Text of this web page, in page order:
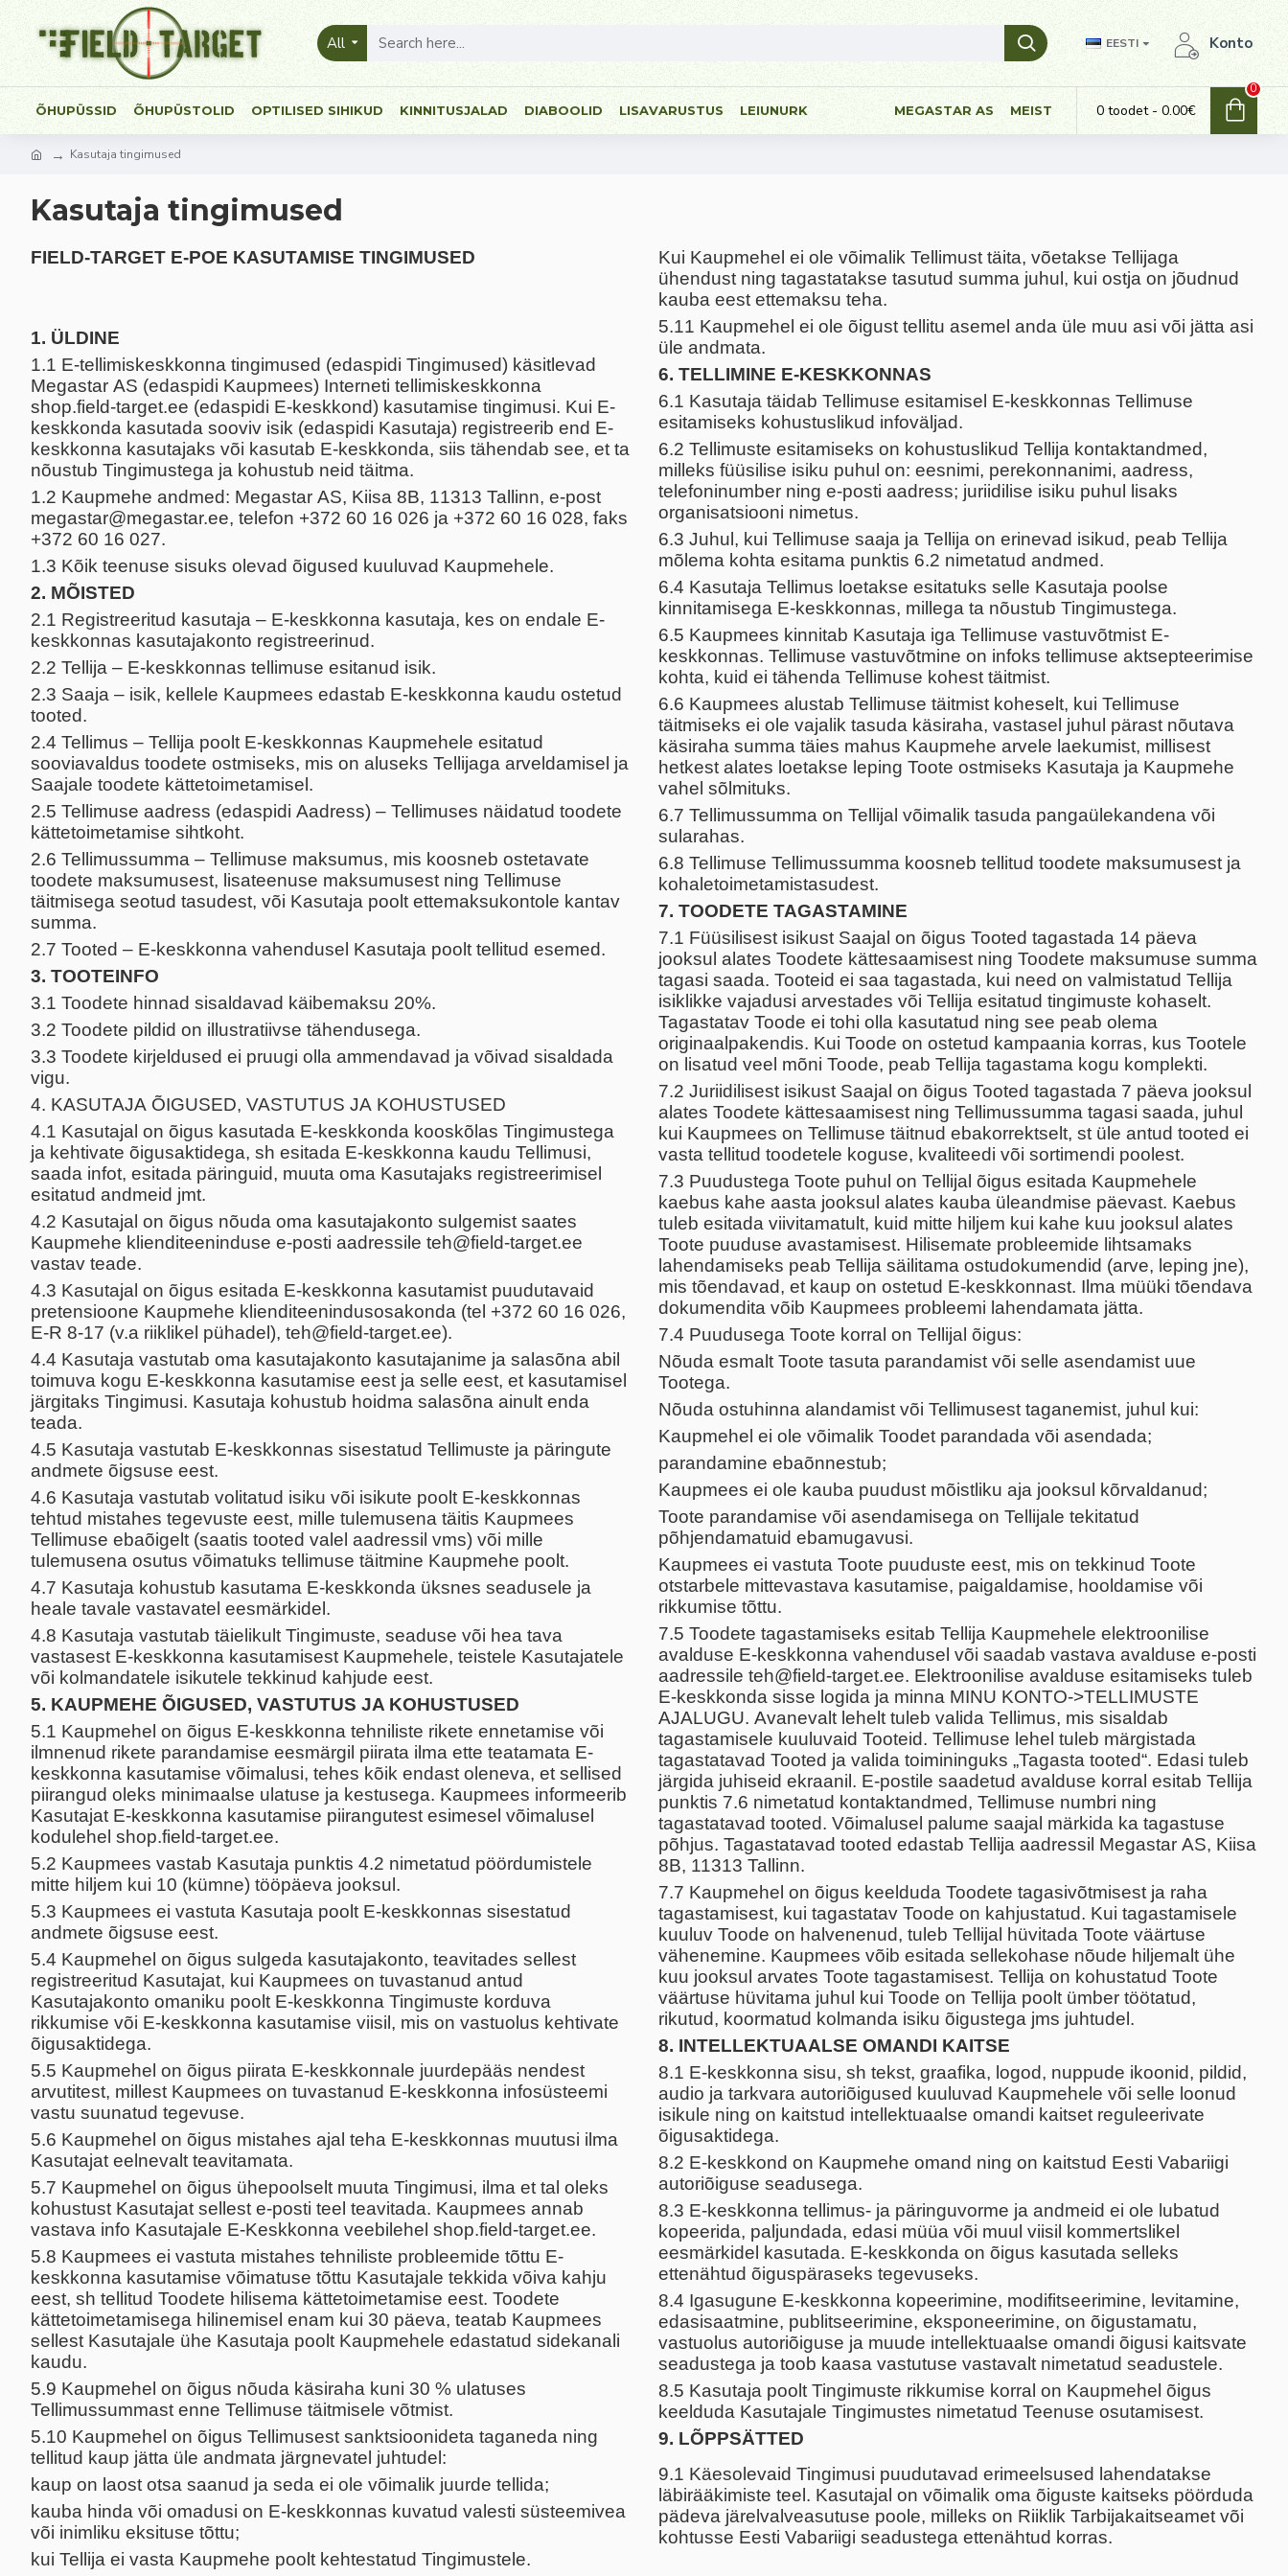
All EESTI Konto
ÕHUPÜSSID ÕHUPÜSTOLID OPTILISED SIHIKUD KINNITUSJALAD DIABOOLID LISAVARUSTUS LEIUNURK MEGASTAR AS MEIST 0 toodet - 0.00€
0
Kasutaja tingimused
Kasutaja tingimused
FIELD-TARGET E-POE KASUTAMISE TINGIMUSED
1. ÜLDINE
1.1 E-tellimiskeskkonna tingimused (edaspidi Tingimused) käsitlevad
Megastar AS (edaspidi Kaupmees) Interneti tellimiskeskkonna
shop.field-target.ee (edaspidi E-keskkond) kasutamise tingimusi. Kui E-
keskkonda kasutada sooviv isik (edaspidi Kasutaja) registreerib end E-
keskkonna kasutajaks või kasutab E-keskkonda, siis tähendab see, et ta
nõustub Tingimustega ja kohustub neid täitma.
1.2 Kaupmehe andmed: Megastar AS, Kiisa 8B, 11313 Tallinn, e-post
megastar@megastar.ee, telefon +372 60 16 026 ja +372 60 16 028, faks
+372 60 16 027.
1.3 Kõik teenuse sisuks olevad õigused kuuluvad Kaupmehele.
2. MÕISTED
2.1 Registreeritud kasutaja – E-keskkonna kasutaja, kes on endale E-
keskkonnas kasutajakonto registreerinud.
2.2 Tellija – E-keskkonnas tellimuse esitanud isik.
2.3 Saaja – isik, kellele Kaupmees edastab E-keskkonna kaudu ostetud
tooted.
2.4 Tellimus – Tellija poolt E-keskkonnas Kaupmehele esitatud
sooviavaldus toodete ostmiseks, mis on aluseks Tellijaga arveldamisel ja
Saajale toodete kättetoimetamisel.
2.5 Tellimuse aadress (edaspidi Aadress) – Tellimuses näidatud toodete
kättetoimetamise sihtkoht.
2.6 Tellimussumma – Tellimuse maksumus, mis koosneb ostetavate
toodete maksumusest, lisateenuse maksumusest ning Tellimuse
täitmisega seotud tasudest, või Kasutaja poolt ettemaksukontole kantav
summa.
2.7 Tooted – E-keskkonna vahendusel Kasutaja poolt tellitud esemed.
3. TOOTEINFO
3.1 Toodete hinnad sisaldavad käibemaksu 20%.
3.2 Toodete pildid on illustratiivse tähendusega.
3.3 Toodete kirjeldused ei pruugi olla ammendavad ja võivad sisaldada
vigu.
4. KASUTAJA ÕIGUSED, VASTUTUS JA KOHUSTUSED
4.1 Kasutajal on õigus kasutada E-keskkonda kooskõlas Tingimustega
ja kehtivate õigusaktidega, sh esitada E-keskkonna kaudu Tellimusi,
saada infot, esitada päringuid, muuta oma Kasutajaks registreerimisel
esitatud andmeid jmt.
4.2 Kasutajal on õigus nõuda oma kasutajakonto sulgemist saates
Kaupmehe klienditeeninduse e-posti aadressile teh@field-target.ee
vastav teade.
4.3 Kasutajal on õigus esitada E-keskkonna kasutamist puudutavaid
pretensioone Kaupmehe klienditeenindusosakonda (tel +372 60 16 026,
E-R 8-17 (v.a riiklikel pühadel), teh@field-target.ee).
4.4 Kasutaja vastutab oma kasutajakonto kasutajanime ja salasõna abil
toimuva kogu E-keskkonna kasutamise eest ja selle eest, et kasutamisel
järgitaks Tingimusi. Kasutaja kohustub hoidma salasõna ainult enda
teada.
4.5 Kasutaja vastutab E-keskkonnas sisestatud Tellimuste ja päringute
andmete õigsuse eest.
4.6 Kasutaja vastutab volitatud isiku või isikute poolt E-keskkonnas
tehtud mistahes tegevuste eest, mille tulemusena täitis Kaupmees
Tellimuse ebaõigelt (saatis tooted valel aadressil vms) või mille
tulemusena osutus võimatuks tellimuse täitmine Kaupmehe poolt.
4.7 Kasutaja kohustub kasutama E-keskkonda üksnes seadusele ja
heale tavale vastavatel eesmärkidel.
4.8 Kasutaja vastutab täielikult Tingimuste, seaduse või hea tava
vastasest E-keskkonna kasutamisest Kaupmehele, teistele Kasutajatele
või kolmandatele isikutele tekkinud kahjude eest.
5. KAUPMEHE ÕIGUSED, VASTUTUS JA KOHUSTUSED
5.1 Kaupmehel on õigus E-keskkonna tehniliste rikete ennetamise või
ilmnenud rikete parandamise eesmärgil piirata ilma ette teatamata E-
keskkonna kasutamise võimalusi, tehes kõik endast oleneva, et sellised
piirangud oleks minimaalse ulatuse ja kestusega. Kaupmees informeerib
Kasutajat E-keskkonna kasutamise piirangutest esimesel võimalusel
kodulehel shop.field-target.ee.
5.2 Kaupmees vastab Kasutaja punktis 4.2 nimetatud pöördumistele
mitte hiljem kui 10 (kümne) tööpäeva jooksul.
5.3 Kaupmees ei vastuta Kasutaja poolt E-keskkonnas sisestatud
andmete õigsuse eest.
5.4 Kaupmehel on õigus sulgeda kasutajakonto, teavitades sellest
registreeritud Kasutajat, kui Kaupmees on tuvastanud antud
Kasutajakonto omaniku poolt E-keskkonna Tingimuste korduva
rikkumise või E-keskkonna kasutamise viisil, mis on vastuolus kehtivate
õigusaktidega.
5.5 Kaupmehel on õigus piirata E-keskkonnale juurdepääs nendest
arvutitest, millest Kaupmees on tuvastanud E-keskkonna infosüsteemi
vastu suunatud tegevuse.
5.6 Kaupmehel on õigus mistahes ajal teha E-keskkonnas muutusi ilma
Kasutajat eelnevalt teavitamata.
5.7 Kaupmehel on õigus ühepoolselt muuta Tingimusi, ilma et tal oleks
kohustust Kasutajat sellest e-posti teel teavitada. Kaupmees annab
vastava info Kasutajale E-Keskkonna veebilehel shop.field-target.ee.
5.8 Kaupmees ei vastuta mistahes tehniliste probleemide tõttu E-
keskkonna kasutamise võimatuse tõttu Kasutajale tekkida võiva kahju
eest, sh tellitud Toodete hilisema kättetoimetamise eest. Toodete
kättetoimetamisega hilinemisel enam kui 30 päeva, teatab Kaupmees
sellest Kasutajale ühe Kasutaja poolt Kaupmehele edastatud sidekanali
kaudu.
5.9 Kaupmehel on õigus nõuda käsiraha kuni 30 % ulatuses
Tellimussummast enne Tellimuse täitmisele võtmist.
5.10 Kaupmehel on õigus Tellimusest sanktsioonideta taganeda ning
tellitud kaup jätta üle andmata järgnevatel juhtudel:
kaup on laost otsa saanud ja seda ei ole võimalik juurde tellida;
kauba hinda või omadusi on E-keskkonnas kuvatud valesti süsteemivea
või inimliku eksituse tõttu;
kui Tellija ei vasta Kaupmehe poolt kehtestatud Tingimustele.
Kui Kaupmehel ei ole võimalik Tellimust täita, võetakse Tellijaga
ühendust ning tagastatakse tasutud summa juhul, kui ostja on jõudnud
kauba eest ettemaksu teha.
5.11 Kaupmehel ei ole õigust tellitu asemel anda üle muu asi või jätta asi
üle andmata.
6. TELLIMINE E-KESKKONNAS
6.1 Kasutaja täidab Tellimuse esitamisel E-keskkonnas Tellimuse
esitamiseks kohustuslikud infoväljad.
6.2 Tellimuste esitamiseks on kohustuslikud Tellija kontaktandmed,
milleks füüsilise isiku puhul on: eesnimi, perekonnanimi, aadress,
telefoninumber ning e-posti aadress; juriidilise isiku puhul lisaks
organisatsiooni nimetus.
6.3 Juhul, kui Tellimuse saaja ja Tellija on erinevad isikud, peab Tellija
mõlema kohta esitama punktis 6.2 nimetatud andmed.
6.4 Kasutaja Tellimus loetakse esitatuks selle Kasutaja poolse
kinnitamisega E-keskkonnas, millega ta nõustub Tingimustega.
6.5 Kaupmees kinnitab Kasutaja iga Tellimuse vastuvõtmist E-
keskkonnas. Tellimuse vastuvõtmine on infoks tellimuse aktsepteerimise
kohta, kuid ei tähenda Tellimuse kohest täitmist.
6.6 Kaupmees alustab Tellimuse täitmist koheselt, kui Tellimuse
täitmiseks ei ole vajalik tasuda käsiraha, vastasel juhul pärast nõutava
käsiraha summa täies mahus Kaupmehe arvele laekumist, millisest
hetkest alates loetakse leping Toote ostmiseks Kasutaja ja Kaupmehe
vahel sõlmituks.
6.7 Tellimussumma on Tellijal võimalik tasuda pangaülekandena või
sularahas.
6.8 Tellimuse Tellimussumma koosneb tellitud toodete maksumusest ja
kohaletoimetamistasudest.
7. TOODETE TAGASTAMINE
7.1 Füüsilisest isikust Saajal on õigus Tooted tagastada 14 päeva
jooksul alates Toodete kättesaamisest ning Toodete maksumuse summa
tagasi saada. Tooteid ei saa tagastada, kui need on valmistatud Tellija
isiklikke vajadusi arvestades või Tellija esitatud tingimuste kohaselt.
Tagastatav Toode ei tohi olla kasutatud ning see peab olema
originaalpakendis. Kui Toode on ostetud kampaania korras, kus Tootele
on lisatud veel mõni Toode, peab Tellija tagastama kogu komplekti.
7.2 Juriidilisest isikust Saajal on õigus Tooted tagastada 7 päeva jooksul
alates Toodete kättesaamisest ning Tellimussumma tagasi saada, juhul
kui Kaupmees on Tellimuse täitnud ebakorrektselt, st üle antud tooted ei
vasta tellitud toodetele koguse, kvaliteedi või sortimendi poolest.
7.3 Puudustega Toote puhul on Tellijal õigus esitada Kaupmehele
kaebus kahe aasta jooksul alates kauba üleandmise päevast. Kaebus
tuleb esitada viivitamatult, kuid mitte hiljem kui kahe kuu jooksul alates
Toote puuduse avastamisest. Hilisemate probleemide lihtsamaks
lahendamiseks peab Tellija säilitama ostudokumendid (arve, leping jne),
mis tõendavad, et kaup on ostetud E-keskkonnast. Ilma müüki tõendava
dokumendita võib Kaupmees probleemi lahendamata jätta.
7.4 Puudusega Toote korral on Tellijal õigus:
Nõuda esmalt Toote tasuta parandamist või selle asendamist uue
Tootega.
Nõuda ostuhinna alandamist või Tellimusest taganemist, juhul kui:
Kaupmehel ei ole võimalik Toodet parandada või asendada;
parandamine ebaõnnestub;
Kaupmees ei ole kauba puudust mõistliku aja jooksul kõrvaldanud;
Toote parandamise või asendamisega on Tellijale tekitatud
põhjendamatuid ebamugavusi.
Kaupmees ei vastuta Toote puuduste eest, mis on tekkinud Toote
otstarbele mittevastava kasutamise, paigaldamise, hooldamise või
rikkumise tõttu.
7.5 Toodete tagastamiseks esitab Tellija Kaupmehele elektroonilise
avalduse E-keskkonna vahendusel või saadab vastava avalduse e-posti
aadressile teh@field-target.ee. Elektroonilise avalduse esitamiseks tuleb
E-keskkonda sisse logida ja minna MINU KONTO->TELLIMUSTE
AJALUGU. Avanevalt lehelt tuleb valida Tellimus, mis sisaldab
tagastamisele kuuluvaid Tooteid. Tellimuse lehel tuleb märgistada
tagastatavad Tooted ja valida toimininguks „Tagasta tooted“. Edasi tuleb
järgida juhiseid ekraanil. E-postile saadetud avalduse korral esitab Tellija
punktis 7.6 nimetatud kontaktandmed, Tellimuse numbri ning
tagastatavad tooted. Võimalusel palume saajal märkida ka tagastuse
põhjus. Tagastatavad tooted edastab Tellija aadressil Megastar AS, Kiisa
8B, 11313 Tallinn.
7.7 Kaupmehel on õigus keelduda Toodete tagasivõtmisest ja raha
tagastamisest, kui tagastatav Toode on kahjustatud. Kui tagastamisele
kuuluv Toode on halvenenud, tuleb Tellijal hüvitada Toote väärtuse
vähenemine. Kaupmees võib esitada sellekohase nõude hiljemalt ühe
kuu jooksul arvates Toote tagastamisest. Tellija on kohustatud Toote
väärtuse hüvitama juhul kui Toode on Tellija poolt ümber töötatud,
rikutud, koormatud kolmanda isiku õigustega jms juhtudel.
8. INTELLEKTUAALSE OMANDI KAITSE
8.1 E-keskkonna sisu, sh tekst, graafika, logod, nuppude ikoonid, pildid,
audio ja tarkvara autoriõigused kuuluvad Kaupmehele või selle loonud
isikule ning on kaitstud intellektuaalse omandi kaitset reguleerivate
õigusaktidega.
8.2 E-keskkond on Kaupmehe omand ning on kaitstud Eesti Vabariigi
autoriõiguse seadusega.
8.3 E-keskkonna tellimus- ja päringuvorme ja andmeid ei ole lubatud
kopeerida, paljundada, edasi müüa või muul viisil kommertslikel
eesmärkidel kasutada. E-keskkonda on õigus kasutada selleks
ettenähtud õiguspäraseks tegevuseks.
8.4 Igasugune E-keskkonna kopeerimine, modifitseerimine, levitamine,
edasisaatmine, publitseerimine, eksponeerimine, on õigustamatu,
vastuolus autoriõiguse ja muude intellektuaalse omandi õigusi kaitsvate
seadustega ja toob kaasa vastutuse vastavalt nimetatud seadustele.
8.5 Kasutaja poolt Tingimuste rikkumise korral on Kaupmehel õigus
keelduda Kasutajale Tingimustes nimetatud Teenuse osutamisest.
9. LÕPPSÄTTED
9.1 Käesolevaid Tingimusi puudutavad erimeelsused lahendatakse
läbirääkimiste teel. Kasutajal on võimalik oma õiguste kaitseks pöörduda
pädeva järelvalveasutuse poole, milleks on Riiklik Tarbijakaitseamet või
kohtusse Eesti Vabariigi seadustega ettenähtud korras.